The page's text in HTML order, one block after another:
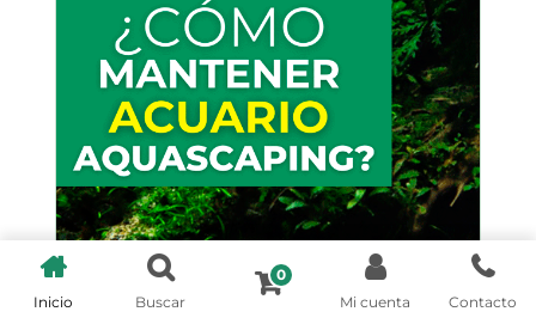
Cómo mantener un acuario de
Inicio Buscar
0
Mi cuenta
Contacto